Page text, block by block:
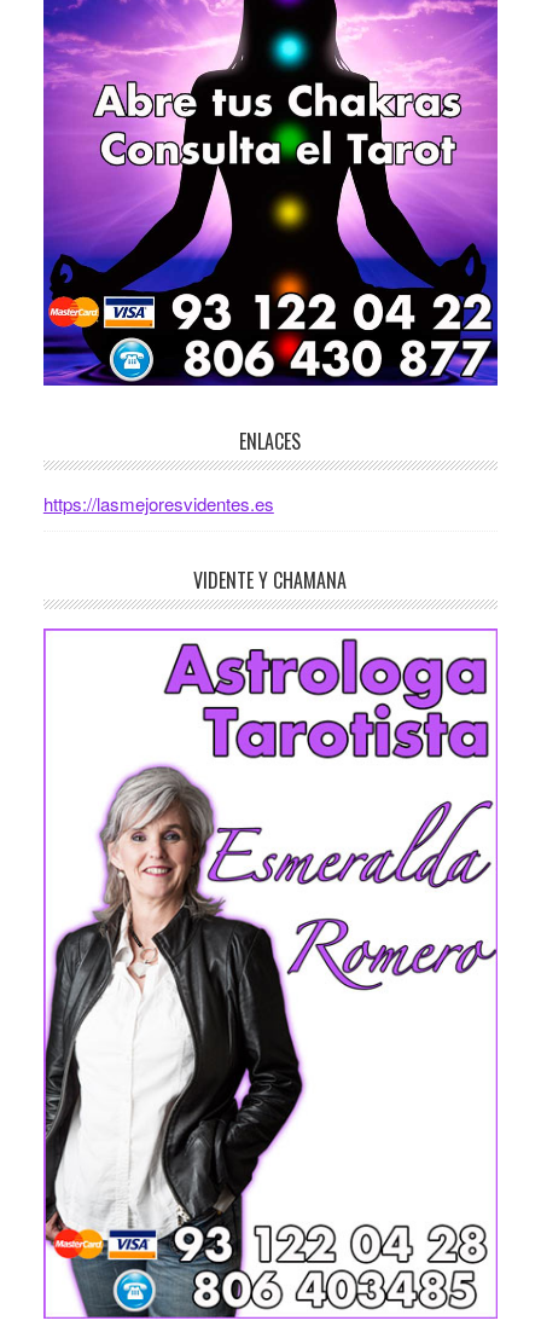
ENLACES
https://lasmejoresvidentes.es
VIDENTE Y CHAMANA